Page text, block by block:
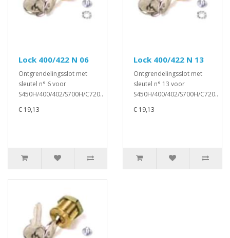
Lock 400/422 N 06
Ontgrendelingsslot met
sleutel n° 6 voor
S450H/400/402/S700H/C720..
€ 19,13
Lock 400/422 N 13
Ontgrendelingsslot met
sleutel n° 13 voor
S450H/400/402/S700H/C720..
€ 19,13